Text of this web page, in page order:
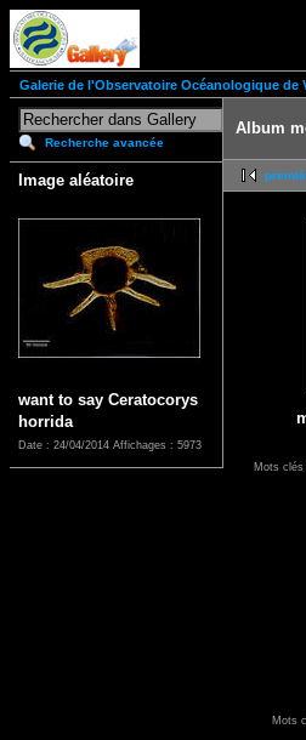
Galerie de l'Observatoire Océanologique de
Recherche avancée
Image aléatoire
want to say Ceratocorys
horrida
Date : 24/04/2014 Affichages : 5973
Album
Mots clés
Mots